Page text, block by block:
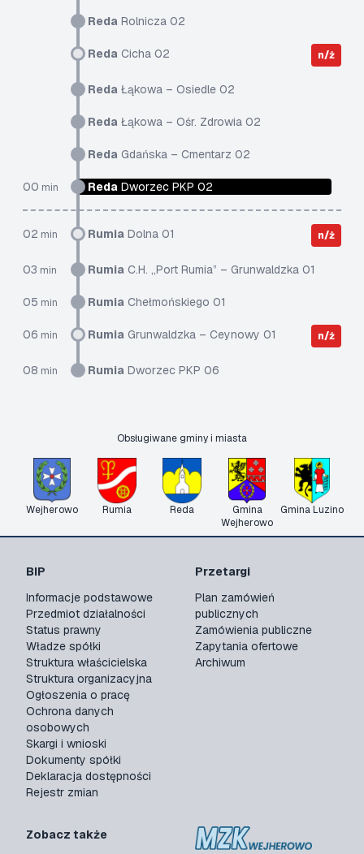
Reda Rolnicza 02
Reda Cicha 02 n/ż
Reda Łąkowa – Osiedle 02
Reda Łąkowa – Ośr. Zdrowia 02
Reda Gdańska – Cmentarz 02
00 min Reda Dworzec PKP 02
02 min Rumia Dolna 01 n/ż
03 min Rumia C.H. „Port Rumia” – Grunwaldzka 01
05 min Rumia Chełmońskiego 01
06 min Rumia Grunwaldzka – Ceynowy 01 n/ż
08 min Rumia Dworzec PKP 06
Obsługiwane gminy i miasta
Wejherowo Rumia Reda
Gmina
Wejherowo
Gmina Luzino
BIP
Informacje podstawowe
Przedmiot działalności
Status prawny
Władze spółki
Struktura właścicielska
Struktura organizacyjna
Ogłoszenia o pracę
Ochrona danych
osobowych
Skargi i wnioski
Dokumenty spółki
Deklaracja dostępności
Rejestr zmian
Przetargi
Plan zamówień
publicznych
Zamówienia publiczne
Zapytania ofertowe
Archiwum
Zobacz także